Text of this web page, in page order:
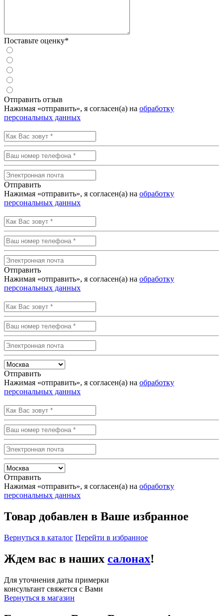
Поставьте оценку*
Отправить отзыв
Нажимая «отправить», я согласен(а) на обработку
персональных данных
Отправить
Нажимая «отправить», я согласен(а) на обработку
персональных данных
Отправить
Нажимая «отправить», я согласен(а) на обработку
персональных данных
Отправить
Нажимая «отправить», я согласен(а) на обработку
персональных данных
Отправить
Нажимая «отправить», я согласен(а) на обработку
персональных данных
Товар добавлен в Ваше избранное
Вернуться в каталог Перейти в избранное
Ждем вас в наших салонах!
Для уточнения даты примерки
консультант свяжется с Вами
Вернуться в магазин